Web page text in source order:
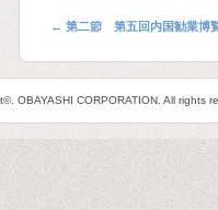
← 第二節 第五回内国勧業博
OBAYASHI CORPORATION. All rights